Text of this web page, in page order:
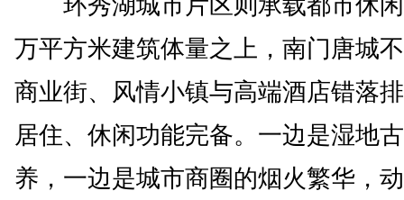
环秀湖城市片区则承载都市休闲
万平方米建筑体量之上，南门唐城
商业街、风情小镇与高端酒店错落
居住、休闲功能完备。一边是湿地
养，一边是城市商圈的烟火繁华，